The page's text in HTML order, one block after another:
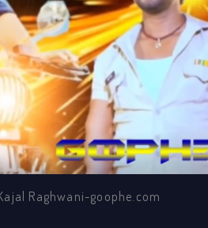
Raghwani-goophe.com